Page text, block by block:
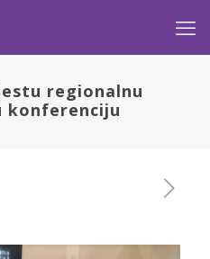
regionalnu
konferenciju